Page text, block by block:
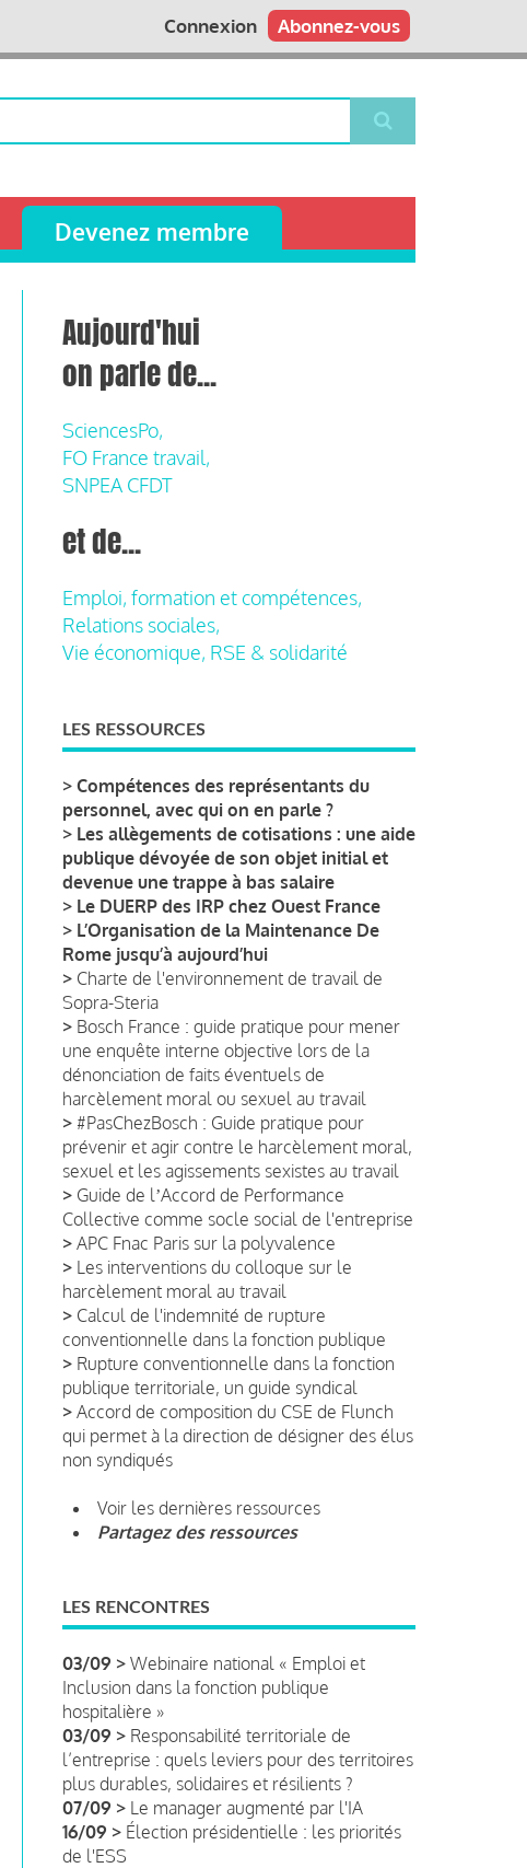
Abonnez-vous
Connexion
Devenez membre
Aujourd'hui
on parle de...
SciencesPo,
FO France travail,
SNPEA CFDT
et de...
Emploi, formation et compétences,
Relations sociales,
Vie économique, RSE & solidarité
LES RESSOURCES
> Compétences des représentants du
personnel, avec qui on en parle ?
> Les allègements de cotisations : une aide
publique dévoyée de son objet initial et
devenue une trappe à bas salaire
> Le DUERP des IRP chez Ouest France
> L’Organisation de la Maintenance De
Rome jusqu’à aujourd’hui
> Charte de l'environnement de travail de
Sopra-Steria
> Bosch France : guide pratique pour mener
une enquête interne objective lors de la
dénonciation de faits éventuels de
harcèlement moral ou sexuel au travail
> #PasChezBosch : Guide pratique pour
prévenir et agir contre le harcèlement moral,
sexuel et les agissements sexistes au travail
> Guide de lʼAccord de Performance
Collective comme socle social de l'entreprise
> APC Fnac Paris sur la polyvalence
> Les interventions du colloque sur le
harcèlement moral au travail
> Calcul de l'indemnité de rupture
conventionnelle dans la fonction publique
> Rupture conventionnelle dans la fonction
publique territoriale, un guide syndical
> Accord de composition du CSE de Flunch
qui permet à la direction de désigner des élus
non syndiqués
Voir les dernières ressources
Partagez des ressources
LES RENCONTRES
03/09 > Webinaire national « Emploi et
Inclusion dans la fonction publique
hospitalière »
03/09 > Responsabilité territoriale de
l’entreprise : quels leviers pour des territoires
plus durables, solidaires et résilients ?
07/09 > Le manager augmenté par l'IA
16/09 > Élection présidentielle : les priorités
de l'ESS